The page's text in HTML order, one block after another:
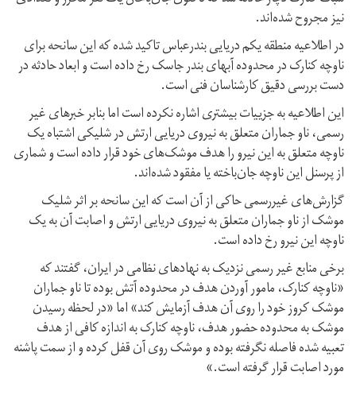
نیز مجروح شده‌اند.
در اطلاعیه منطقه یکم دریایی بندرعباس تاکید شده که این سانحه برای
ناوچه کنارک در محدوده آبهای بندر جاسک رخ داده است و ابعاد حادثه در
دست بررسی دقیق کارشناسان فنی است.
این اطلاعیه به جزییات بیشتری اشاره نکرده است اما بنابر خبرهای غیر
رسمی، ناو جماران متعلق به نیروی دریایی ارتش در شلیکی اشتباه یک
ناوچه متعلق به این نیرو را هدف موشک‌های خود قرار داده است و شماری
از پرسنل این ناوچه جان‌باخته یا مفقود شده‌اند.
گزارش‌های غیررسمی حاکی از آن است که این سانحه بر اثر شلیک
موشک از ناو جماران متعلق به نیروی دریایی ارتش و اصابت آن به یک
ناوچه این نیرو رخ داده است.
برخی منابع غیر رسمی نزدیک به نهادهای نظامی در ایران، گفتند که
«ناوچه کنارک، مامور آوردن هدف در محدوده آتش بوده تا ناو جماران
موشک کروز خود را روی آن هدف آزمایش کند» اما «در لحظه رسیدن
موشک به محدوده حضور هدف، ناوچه کنارک به اندازه کافی از هدف
تعبیه شده فاصله نگرفته بوده و موشک روی آن قفل کرده و از سمت پاشنه
مورد اصابت قرار گرفته است.»